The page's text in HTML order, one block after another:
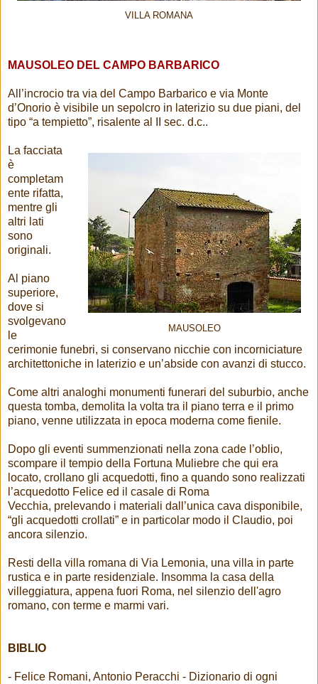
VILLA ROMANA
MAUSOLEO DEL CAMPO BARBARICO
All’incrocio tra via del Campo Barbarico e via Monte
d’Onorio è visibile un sepolcro in laterizio su due piani, del
tipo “a tempietto”, risalente al II sec. d.c..
MAUSOLEO
La facciata
è
completam
ente rifatta,
mentre gli
altri lati
sono
originali.
Al piano
superiore,
dove si
svolgevano
le
cerimonie funebri, si conservano nicchie con incorniciature
architettoniche in laterizio e un’abside con avanzi di stucco.
Come altri analoghi monumenti funerari del suburbio, anche
questa tomba, demolita la volta tra il piano terra e il primo
piano, venne utilizzata in epoca moderna come fienile.
Dopo gli eventi summenzionati nella zona cade l’oblio,
scompare il tempio della Fortuna Muliebre che qui era
locato, crollano gli acquedotti, fino a quando sono realizzati
l’acquedotto Felice ed il casale di Roma
Vecchia, prelevando i materiali dall’unica cava disponibile,
“gli acquedotti crollati” e in particolar modo il Claudio, poi
ancora silenzio.
Resti della villa romana di Via Lemonia, una villa in parte
rustica e in parte residenziale. Insomma la casa della
villeggiatura, appena fuori Roma, nel silenzio dell'agro
romano, con terme e marmi vari.
BIBLIO
- Felice Romani, Antonio Peracchi - Dizionario di ogni